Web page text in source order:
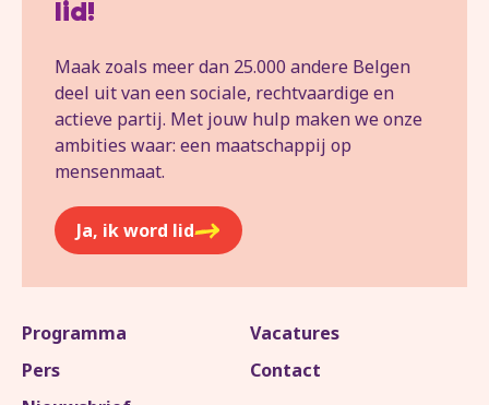
lid!
Maak zoals meer dan 25.000 andere Belgen
deel uit van een sociale, rechtvaardige en
actieve partij. Met jouw hulp maken we onze
ambities waar: een maatschappij op
mensenmaat.
Ja, ik word lid
Programma
Vacatures
Pers
Contact